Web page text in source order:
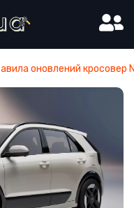
оновлений кросовер